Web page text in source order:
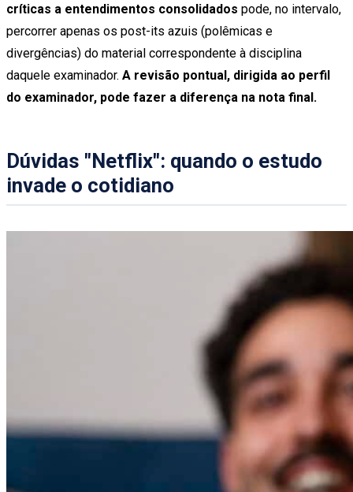
críticas a entendimentos consolidados pode, no intervalo,
percorrer apenas os post-its azuis (polêmicas e
divergências) do material correspondente à disciplina
daquele examinador. A revisão pontual, dirigida ao perfil
do examinador, pode fazer a diferença na nota final.
Dúvidas "Netflix": quando o estudo
invade o cotidiano